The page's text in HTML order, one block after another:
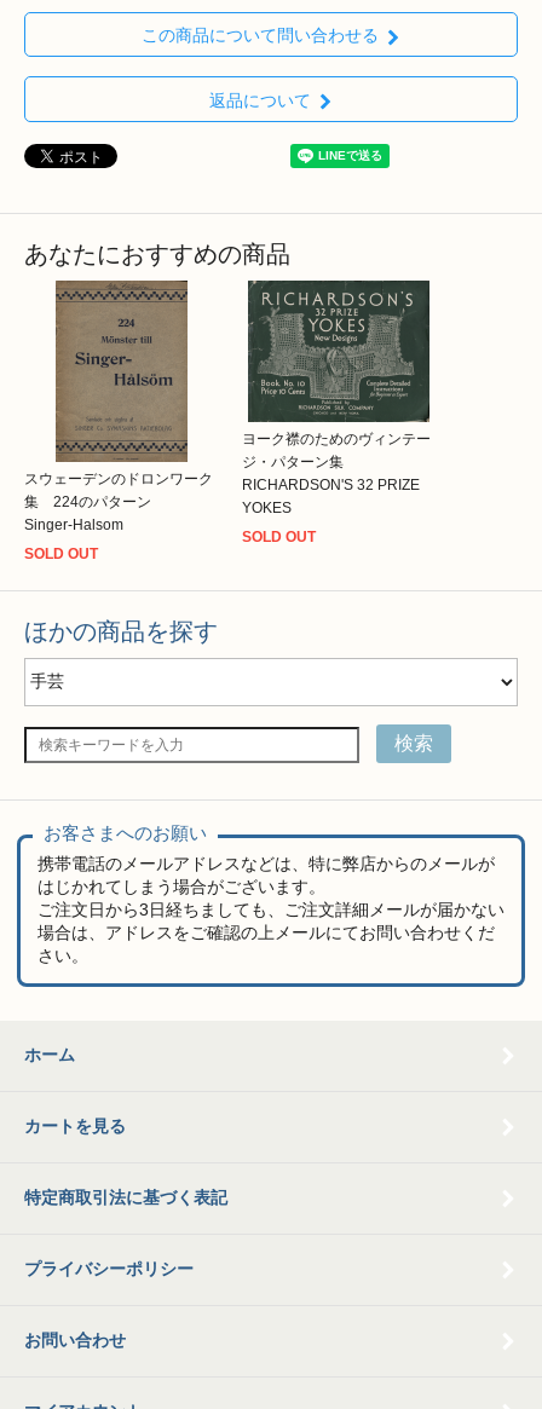
この商品について問い合わせる
返品について
あなたにおすすめの商品
スウェーデンのドロンワーク
集 224のパターン
Singer-Halsom
SOLD OUT
ヨーク襟のためのヴィンテー
ジ・パターン集
RICHARDSON'S 32 PRIZE
YOKES
SOLD OUT
ほかの商品を探す
検索
お客さまへのお願い
携帯電話のメールアドレスなどは、特に弊店からのメールが
はじかれてしまう場合がございます。
ご注文日から3日経ちましても、ご注文詳細メールが届かない
場合は、アドレスをご確認の上メールにてお問い合わせくだ
さい。
ホーム
カートを見る
特定商取引法に基づく表記
プライバシーポリシー
お問い合わせ